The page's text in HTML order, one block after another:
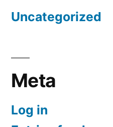
Uncategorized
Meta
Log in